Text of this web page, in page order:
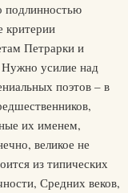
подлинностью
критерии
Петрарки и
Нужно усилие над
поэтов – в
их именем,
великое не
из типических
Средних веков,